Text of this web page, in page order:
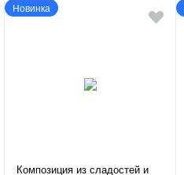
Новинка
Композиция из сладостей и